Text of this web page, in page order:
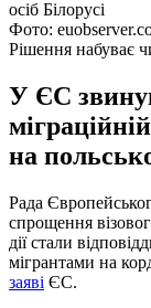
Фото:
Рішення набуває
У ЄС
на
Рада
спрощення
дії стали
мігрантами на
заяві ЄС.